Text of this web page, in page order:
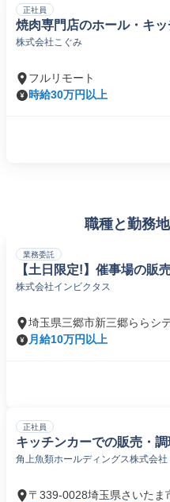
正社員
焼肉専門店のホール・キ
株式会社こぐみ
フルリモート
時給30万円以上
職種と勤務
業務委託
【土日限定!】催事場の販
株式会社インビクタス
埼玉県三郷市新三郷ららシ
月給10万円以上
正社員
キッチンカーでの販売・調
角上魚類ホールディングス株式会社
〒339-0028埼玉県さいたま